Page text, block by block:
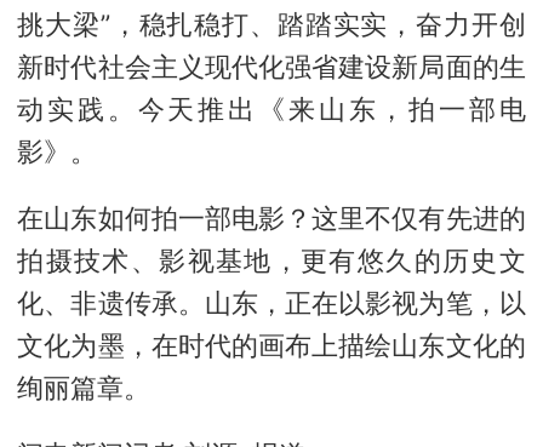
挑大梁”，稳扎稳打、踏踏实实，奋力开创
新时代社会主义现代化强省建设新局面的生
动实践。今天推出《来山东，拍一部电
影》。
在山东如何拍一部电影？这里不仅有先进的
拍摄技术、影视基地，更有悠久的历史文
化、非遗传承。山东，正在以影视为笔，以
文化为墨，在时代的画布上描绘山东文化的
绚丽篇章。